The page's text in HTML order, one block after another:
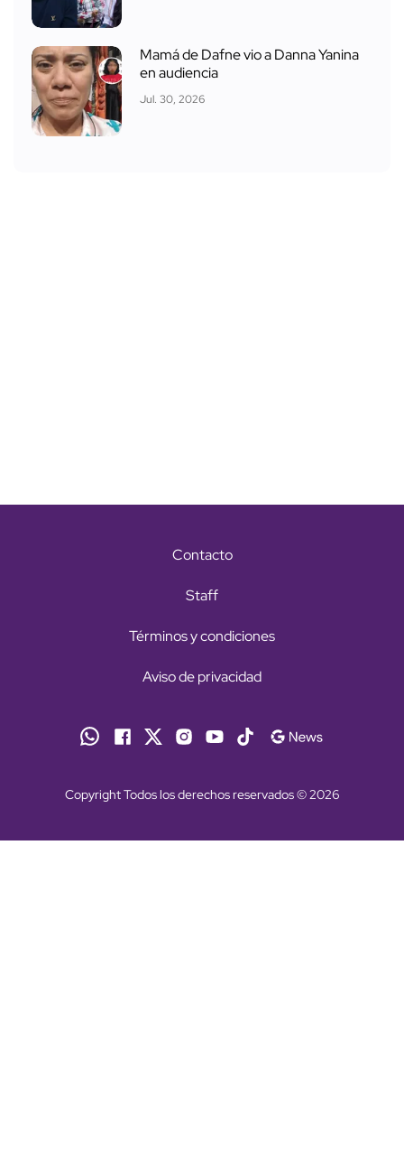
Mamá de Dafne vio a Danna Yanina
en audiencia
Jul. 30, 2026
Contacto
Staff
Términos y condiciones
Aviso de privacidad
Copyright Todos los derechos reservados © 2026